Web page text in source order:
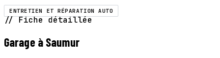
ENTRETIEN ET RÉPARATION AUTO
// Fiche détaillée
Garage à Saumur